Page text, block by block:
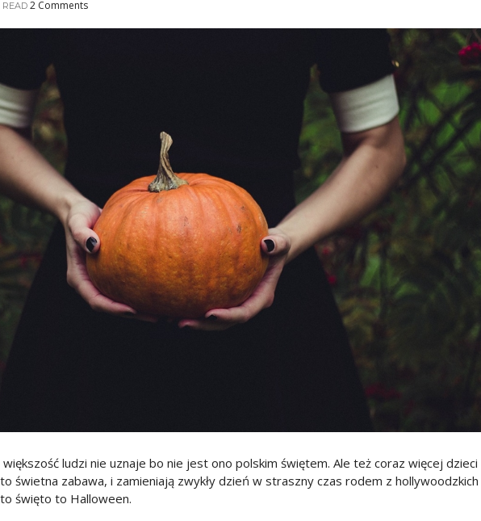
READ 2 Comments
ludzi nie uznaje bo nie jest ono polskim świętem. Ale też coraz więcej dzieci
świetna zabawa, i zamieniają zwykły dzień w straszny czas rodem z hollywoodzkich
święto to Halloween.